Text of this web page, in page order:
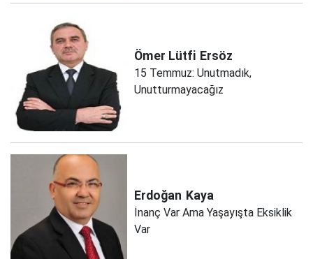
Ömer Lütfi Ersöz
15 Temmuz: Unutmadık,
Unutturmayacağız
Erdoğan Kaya
İnanç Var Ama Yaşayışta Eksiklik
Var